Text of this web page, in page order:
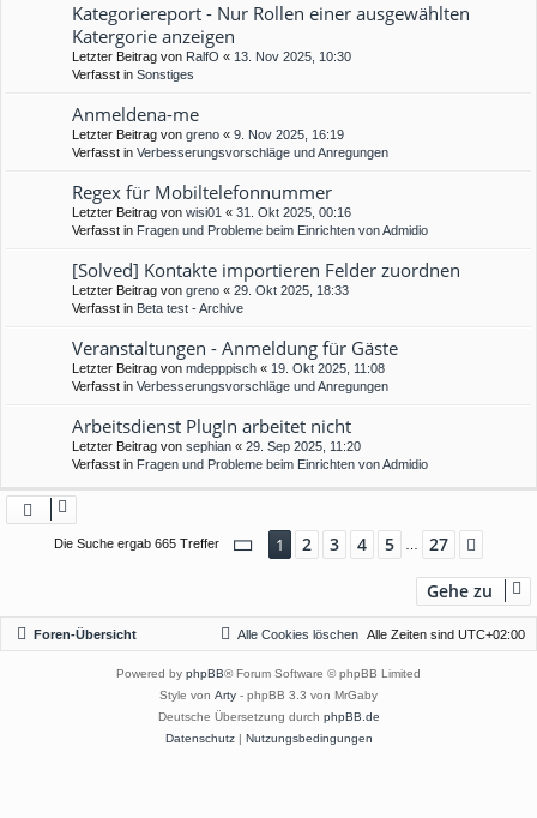
Kategoriereport - Nur Rollen einer ausgewählten
Katergorie anzeigen
Letzter Beitrag von RalfO « 13. Nov 2025, 10:30
Verfasst in Sonstiges
Anmeldena-me
Letzter Beitrag von greno « 9. Nov 2025, 16:19
Verfasst in Verbesserungsvorschläge und Anregungen
Regex für Mobiltelefonnummer
Letzter Beitrag von wisi01 « 31. Okt 2025, 00:16
Verfasst in Fragen und Probleme beim Einrichten von Admidio
[Solved] Kontakte importieren Felder zuordnen
Letzter Beitrag von greno « 29. Okt 2025, 18:33
Verfasst in Beta test - Archive
Veranstaltungen - Anmeldung für Gäste
Letzter Beitrag von mdepppisch « 19. Okt 2025, 11:08
Verfasst in Verbesserungsvorschläge und Anregungen
Arbeitsdienst PlugIn arbeitet nicht
Letzter Beitrag von sephian « 29. Sep 2025, 11:20
Verfasst in Fragen und Probleme beim Einrichten von Admidio
Die Suche ergab 665 Treffer Seite 1 von 27
1 2 3 4 5 27
Gehe zu
Foren-Übersicht Alle Zeiten sind UTC+02:00
Alle Cookies löschen
Powered by phpBB® Forum Software © phpBB Limited
Style von Arty - phpBB 3.3 von MrGaby
Deutsche Übersetzung durch phpBB.de
Datenschutz| Nutzungsbedingungen